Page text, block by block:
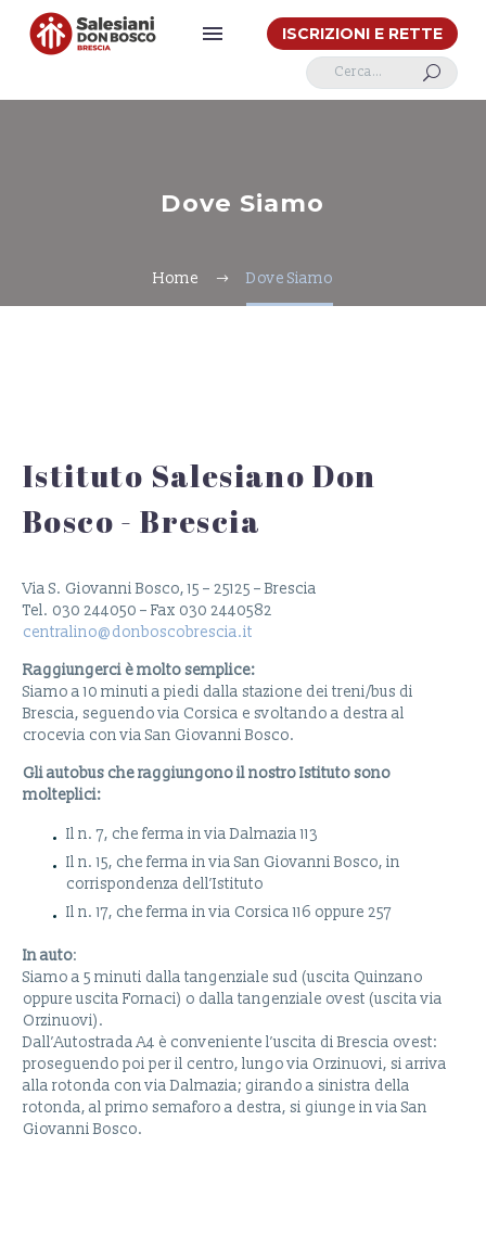
ISCRIZIONI E RETTE
U
Dove Siamo
Home Dove Siamo
Istituto Salesiano Don
Bosco - Brescia
Via S. Giovanni Bosco, 15 – 25125 – Brescia
Tel. 030 244050 – Fax 030 2440582
centralino@donboscobrescia.it
Raggiungerci è molto semplice:
Siamo a 10 minuti a piedi dalla stazione dei treni/bus di
Brescia, seguendo via Corsica e svoltando a destra al
crocevia con via San Giovanni Bosco.
Gli autobus che raggiungono il nostro Istituto sono
molteplici:
Il n. 7, che ferma in via Dalmazia 113
Il n. 15, che ferma in via San Giovanni Bosco, in
corrispondenza dell’Istituto
Il n. 17, che ferma in via Corsica 116 oppure 257
In auto:
Siamo a 5 minuti dalla tangenziale sud (uscita Quinzano
oppure uscita Fornaci) o dalla tangenziale ovest (uscita via
Orzinuovi).
Dall’Autostrada A4 è conveniente l’uscita di Brescia ovest:
proseguendo poi per il centro, lungo via Orzinuovi, si arriva
alla rotonda con via Dalmazia; girando a sinistra della
rotonda, al primo semaforo a destra, si giunge in via San
Giovanni Bosco.